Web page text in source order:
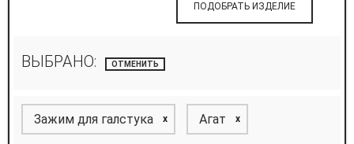
ПОДОБРАТЬ ИЗДЕЛИЕ
ВЫБРАНО: ОТМЕНИТЬ
Зажим для галстука x Агат x